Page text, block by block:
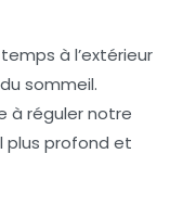
à l’extérieur
sommeil.
à réguler notre
plus profond et